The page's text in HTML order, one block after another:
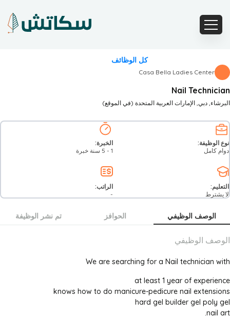
كل الوظائف
Casa Bella Ladies Center
Nail Technician
البرشاء, دبي, الإمارات العربية المتحدة (في الموقع)
نوع الوظيفة:
دوام كامل
الخبرة:
1 - 5 سنة خبرة
التعليم:
لا يشترط
الراتب:
-
الوصف الوظيفي الحوافز تم نشر الوظيفة
الوصف الوظيفي
We are searching for a Nail technician with
at least 1 year of experience
knows how to do manicure-pedicure nail extensions
hard gel builder gel poly gel
nail art.